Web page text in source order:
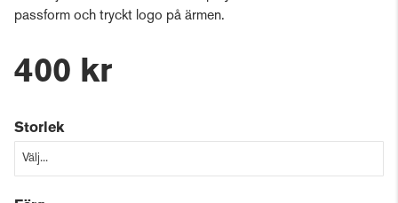
passform och tryckt logo på ärmen.
400 kr
Storlek